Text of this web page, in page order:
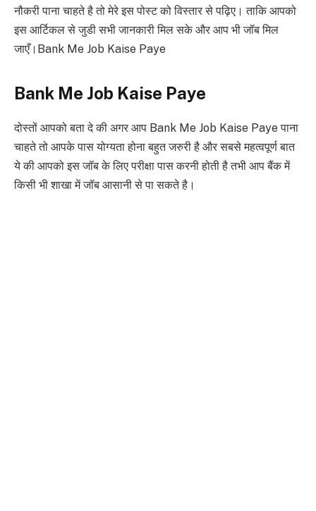
नौकरी पाना चाहते है तो मेरे इस पोस्ट को विस्तार से पढ़िए। ताकि आपको
इस आर्टिकल से जुडी सभी जानकारी मिल सके और आप भी जॉब मिल
जाएँ।Bank Me Job Kaise Paye
Bank Me Job Kaise Paye
दोस्तों आपको बता दे की अगर आप Bank Me Job Kaise Paye पाना
चाहते तो आपके पास योग्यता होना बहुत जरुरी है और सबसे महत्वपूर्ण बात
ये की आपको इस जॉब के लिए परीक्षा पास करनी होती है तभी आप बैंक में
किसी भी शाखा में जॉब आसानी से पा सकते है।